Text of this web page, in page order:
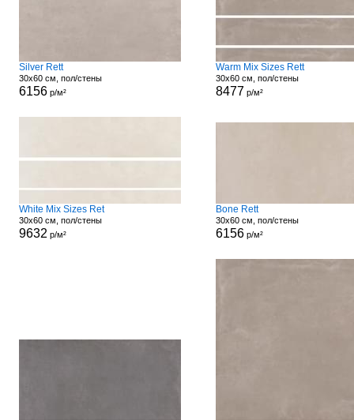
Silver Rett
30x60 см, пол/стены
6156р/м²
Warm Mix Sizes Rett
30x60 см, пол/стены
8477 р/м²
White Mix Sizes Ret
30x60 см, пол/стены
9632 р/м²
Bone Rett
30x60 см, пол/стены
6156р/м²